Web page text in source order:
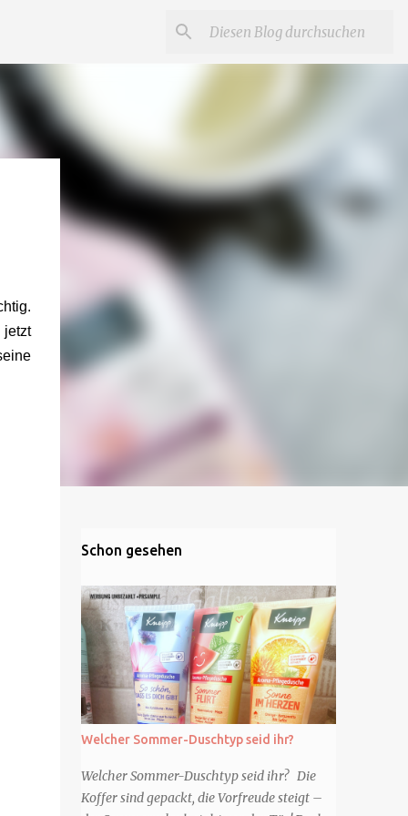
jetzt
Schon gesehen
Welcher Sommer-Duschtyp seid ihr?
Welcher Sommer-Duschtyp seid ihr? Die
Koffer sind gepackt, die Vorfreude steigt –